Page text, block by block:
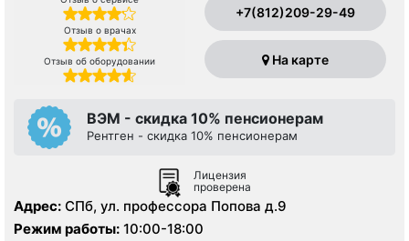
Отзыв о врачах
Отзыв об оборудовании
+7(812)209-29-49
На карте
ВЭМ - скидка 10% пенсионерам
Рентген - скидка 10% пенсионерам
Лицензия
проверена
Адрес: СПб, ул. профессора Попова д.9
Режим работы: 10:00-18:00